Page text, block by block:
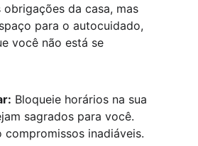
da casa, mas
para o autocuidado,
você não está se
Bloqueie horários na sua
sagrados para você.
compromissos inadiáveis.